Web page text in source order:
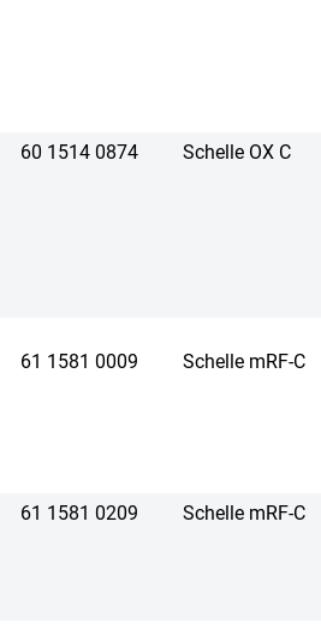
60 1514 0874 Schelle OX C
61 1581 0009 Schelle mRF-C
61 1581 0209 Schelle mRF-C